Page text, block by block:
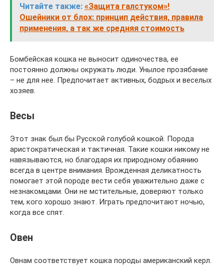
Читайте также: «Защита галстуком»!
Ошейники от блох: принцип действия, правила
применения, а так же средняя стоимость
Бомбейская кошка не выносит одиночества, ее
постоянно должны окружать люди. Унылое прозябание
– не для нее. Предпочитает активных, бодрых и веселых
хозяев.
Весы
Этот знак был бы Русской голубой кошкой. Порода
аристократическая и тактичная. Такие кошки никому не
навязываются, но благодаря их природному обаянию
всегда в центре внимания. Врожденная деликатность
помогает этой породе вести себя уважительно даже с
незнакомцами. Они не мстительные, доверяют только
тем, кого хорошо знают. Играть предпочитают ночью,
когда все спят.
Овен
Овнам соответствует кошка породы американский керл.